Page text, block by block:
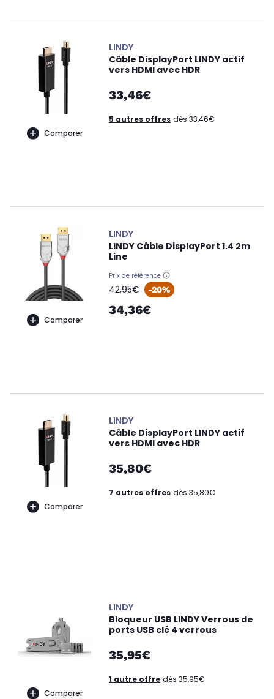
Comparer
LINDY
Câble DisplayPort LINDY actif
vers HDMI avec HDR
33,46€
5 autres offres dès 33,46€
Comparer
LINDY
LINDY Câble DisplayPort 1.4 2m
Line
Prix de référence
oldPrice
42,95€ -20%
34,36€
Comparer
LINDY
Câble DisplayPort LINDY actif
vers HDMI avec HDR
35,80€
7 autres offres dès 35,80€
Comparer
LINDY
Bloqueur USB LINDY Verrous de
ports USB clé 4 verrous
35,95€
1 autre offre dès 35,95€